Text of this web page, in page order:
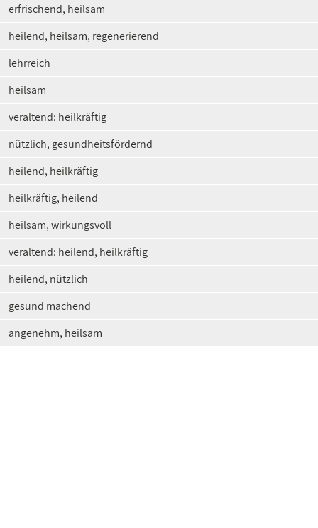
erfrischend, heilsam
heilend, heilsam, regenerierend
lehrreich
heilsam
veraltend: heilkräftig
nützlich, gesundheitsfördernd
heilend, heilkräftig
heilkräftig, heilend
heilsam, wirkungsvoll
veraltend: heilend, heilkräftig
heilend, nützlich
gesund machend
angenehm, heilsam